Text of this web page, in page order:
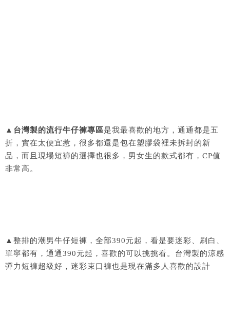
▲ 台灣製的流行牛仔褲專區是我最喜歡的地方，通通都是五
折，實在太便宜惹，很多都還是包在塑膠袋裡未拆封的新
品，而且現場短褲的選擇也很多，男女生的款式都有，CP值
非常高。
▲整排的潮男牛仔短褲，全部390元起，看是要迷彩、刷白、
單寧都有，通通390元起，喜歡的可以挑挑看。台灣製的涼感
彈力短褲超級好，迷彩束口褲也是現在滿多人喜歡的設計